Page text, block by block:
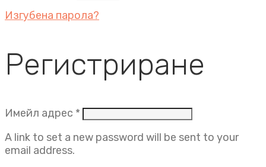
Изгубена парола?
Регистриране
Имейл адрес * Задължително
A link to set a new password will be sent to your
email address.